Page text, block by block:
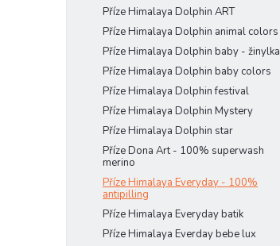
Příze Himalaya Dolphin ART
Příze Himalaya Dolphin animal colors
Příze Himalaya Dolphin baby - žinylka
Příze Himalaya Dolphin baby colors
Příze Himalaya Dolphin festival
Příze Himalaya Dolphin Mystery
Příze Himalaya Dolphin star
Příze Dona Art - 100% superwash
merino
Příze Himalaya Everyday - 100%
antipilling
Příze Himalaya Everyday batik
Příze Himalaya Everday bebe lux